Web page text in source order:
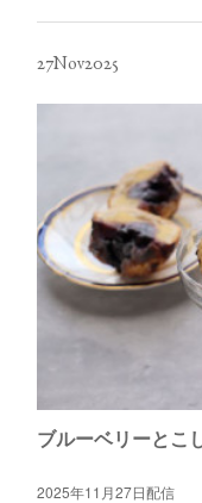
27Nov2025
2025年11月27日配信